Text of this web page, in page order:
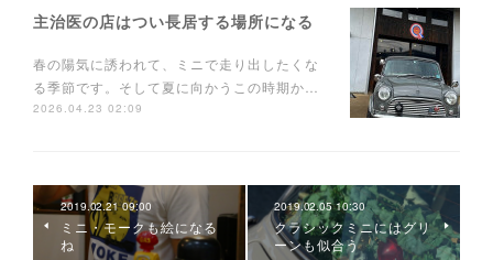
主治医の店はつい長居する場所になる
春の陽気に誘われて、ミニで走り出したくな
る季節です。そして夏に向かうこの時期か…
2026.04.23 02:09
2019.02.21 09:00
ミニ・モークも絵になる
ね
2019.02.05 10:30
クラシックミニにはグリ
ーンも似合う